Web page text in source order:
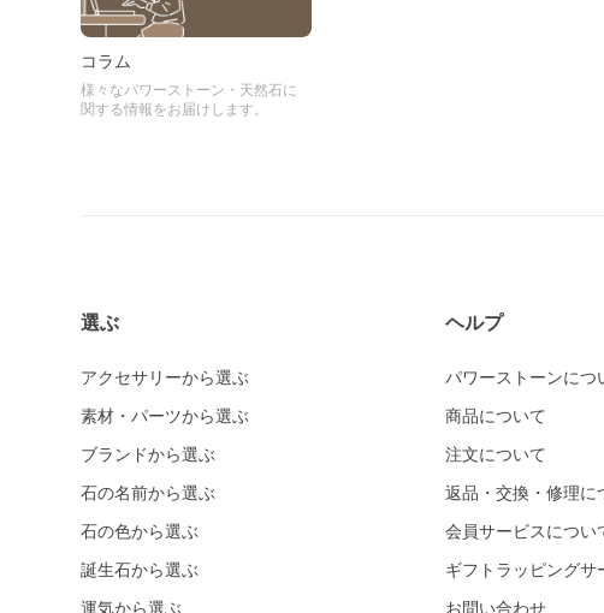
コラム
様々なパワーストーン・天然石に
関する情報をお届けします。
選ぶ
アクセサリーから選ぶ
素材・パーツから選ぶ
ブランドから選ぶ
石の名前から選ぶ
石の色から選ぶ
誕生石から選ぶ
運気から選ぶ
ヘルプ
パワーストーンにつ
商品について
注文について
返品・交換・修理に
会員サービスについ
ギフトラッピングサ
お問い合わせ